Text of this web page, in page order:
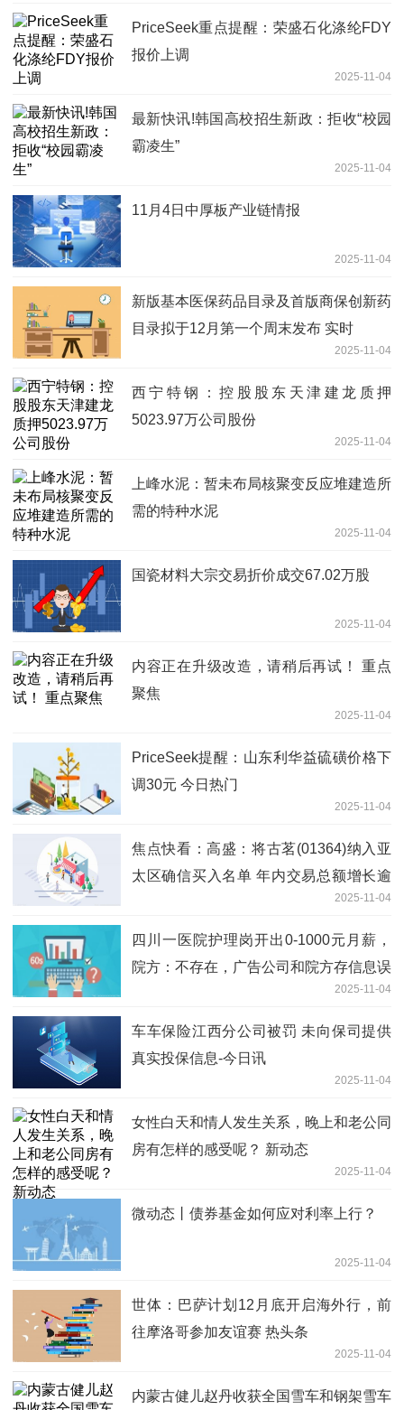
PriceSeek重点提醒：荣盛石化涤纶FDY
报价上调
2025-11-04
最新快讯!韩国高校招生新政：拒收“校园
霸凌生”
2025-11-04
11月4日中厚板产业链情报
2025-11-04
新版基本医保药品目录及首版商保创新药
目录拟于12月第一个周末发布 实时
2025-11-04
西宁特钢：控股股东天津建龙质押
5023.97万公司股份
2025-11-04
上峰水泥：暂未布局核聚变反应堆建造所
需的特种水泥
2025-11-04
国瓷材料大宗交易折价成交67.02万股
2025-11-04
内容正在升级改造，请稍后再试！ 重点
聚焦
2025-11-04
PriceSeek提醒：山东利华益硫磺价格下
调30元 今日热门
2025-11-04
焦点快看：高盛：将古茗(01364)纳入亚
太区确信买入名单 年内交易总额增长逾
2025-11-04
四川一医院护理岗开出0-1000元月薪，
院方：不存在，广告公司和院方存信息误
2025-11-04
车车保险江西分公司被罚 未向保司提供
真实投保信息-今日讯
2025-11-04
女性白天和情人发生关系，晚上和老公同
房有怎样的感受呢？ 新动态
2025-11-04
微动态丨债券基金如何应对利率上行？
2025-11-04
世体：巴萨计划12月底开启海外行，前
往摩洛哥参加友谊赛 热头条
2025-11-04
内蒙古健儿赵丹收获全国雪车和钢架雪车